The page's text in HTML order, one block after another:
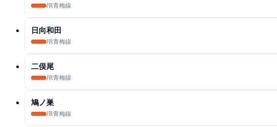
JR青梅線
日向和田
JR青梅線
二俣尾
JR青梅線
鳩ノ巣
JR青梅線